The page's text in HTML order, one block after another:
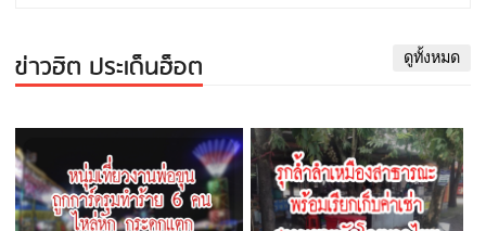
ข่าวฮิต ประเด็นฮ็อต ดูทั้งหมด